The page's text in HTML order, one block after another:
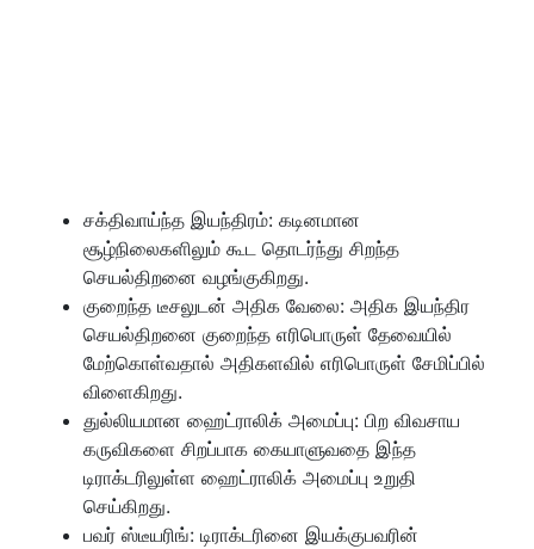
சக்திவாய்ந்த இயந்திரம்: கடினமான
சூழ்நிலைகளிலும் கூட தொடர்ந்து சிறந்த
செயல்திறனை வழங்குகிறது.
குறைந்த டீசலுடன் அதிக வேலை: அதிக இயந்திர
செயல்திறனை குறைந்த எரிபொருள் தேவையில்
மேற்கொள்வதால் அதிகளவில் எரிபொருள் சேமிப்பில்
விளைகிறது.
துல்லியமான ஹைட்ராலிக் அமைப்பு: பிற விவசாய
கருவிகளை சிறப்பாக கையாளுவதை இந்த
டிராக்டரிலுள்ள ஹைட்ராலிக் அமைப்பு உறுதி
செய்கிறது.
பவர் ஸ்டீயரிங்: டிராக்டரினை இயக்குபவரின்